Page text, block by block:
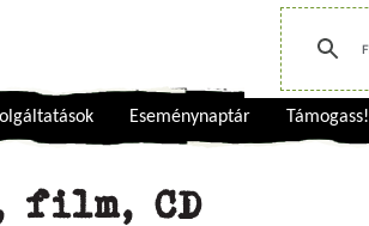
Eseménynaptár Támogass!
film, CD